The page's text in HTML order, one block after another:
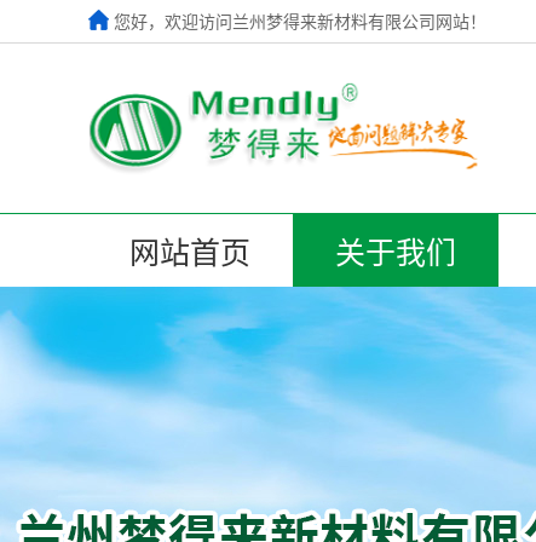
您好，欢迎访问兰州梦得来新材料有限公司网站！
网站首页 关于我们